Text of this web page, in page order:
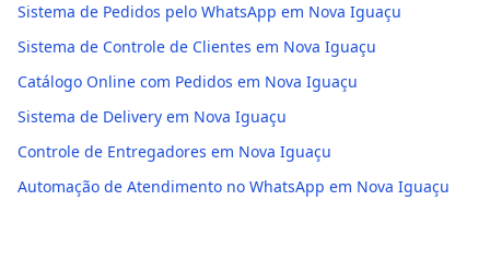
Sistema de Pedidos pelo WhatsApp em Nova Iguaçu
Sistema de Controle de Clientes em Nova Iguaçu
Catálogo Online com Pedidos em Nova Iguaçu
Sistema de Delivery em Nova Iguaçu
Controle de Entregadores em Nova Iguaçu
Automação de Atendimento no WhatsApp em Nova Iguaçu